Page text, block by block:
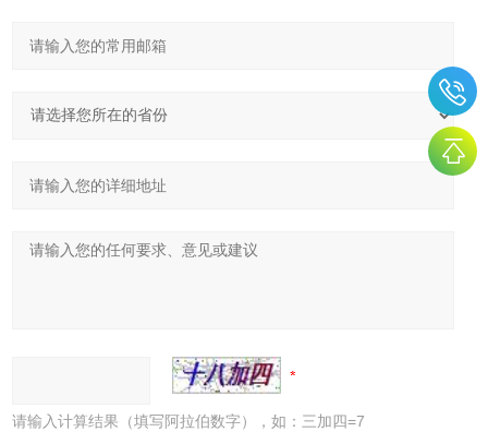
请输入计算结果（填写阿拉伯数字），如：三加四=7